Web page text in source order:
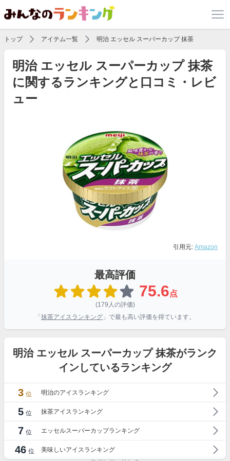
トップ アイテム一覧 明治 エッセル スーパーカップ 抹茶
明治 エッセル スーパーカップ 抹茶
に関するランキングと口コミ・レビ
ュー
引用元: Amazon
最高評価
75.6点
(179人の評価)
「 抹茶アイスランキング 」で最も高い評価を得ています。
明治 エッセル スーパーカップ 抹茶がランク
インしているランキング
3 位 明治のアイスランキング
5 位 抹茶アイスランキング
7 位 エッセルスーパーカップランキング
46 位
美味しいアイスランキング